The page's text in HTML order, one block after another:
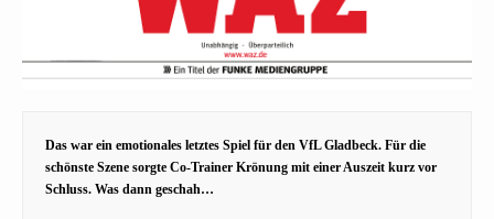
Das war ein emotionales letztes Spiel für den VfL Gladbeck. Für die
schönste Szene sorgte Co-Trainer Krönung mit einer Auszeit kurz vor
Schluss. Was dann geschah…